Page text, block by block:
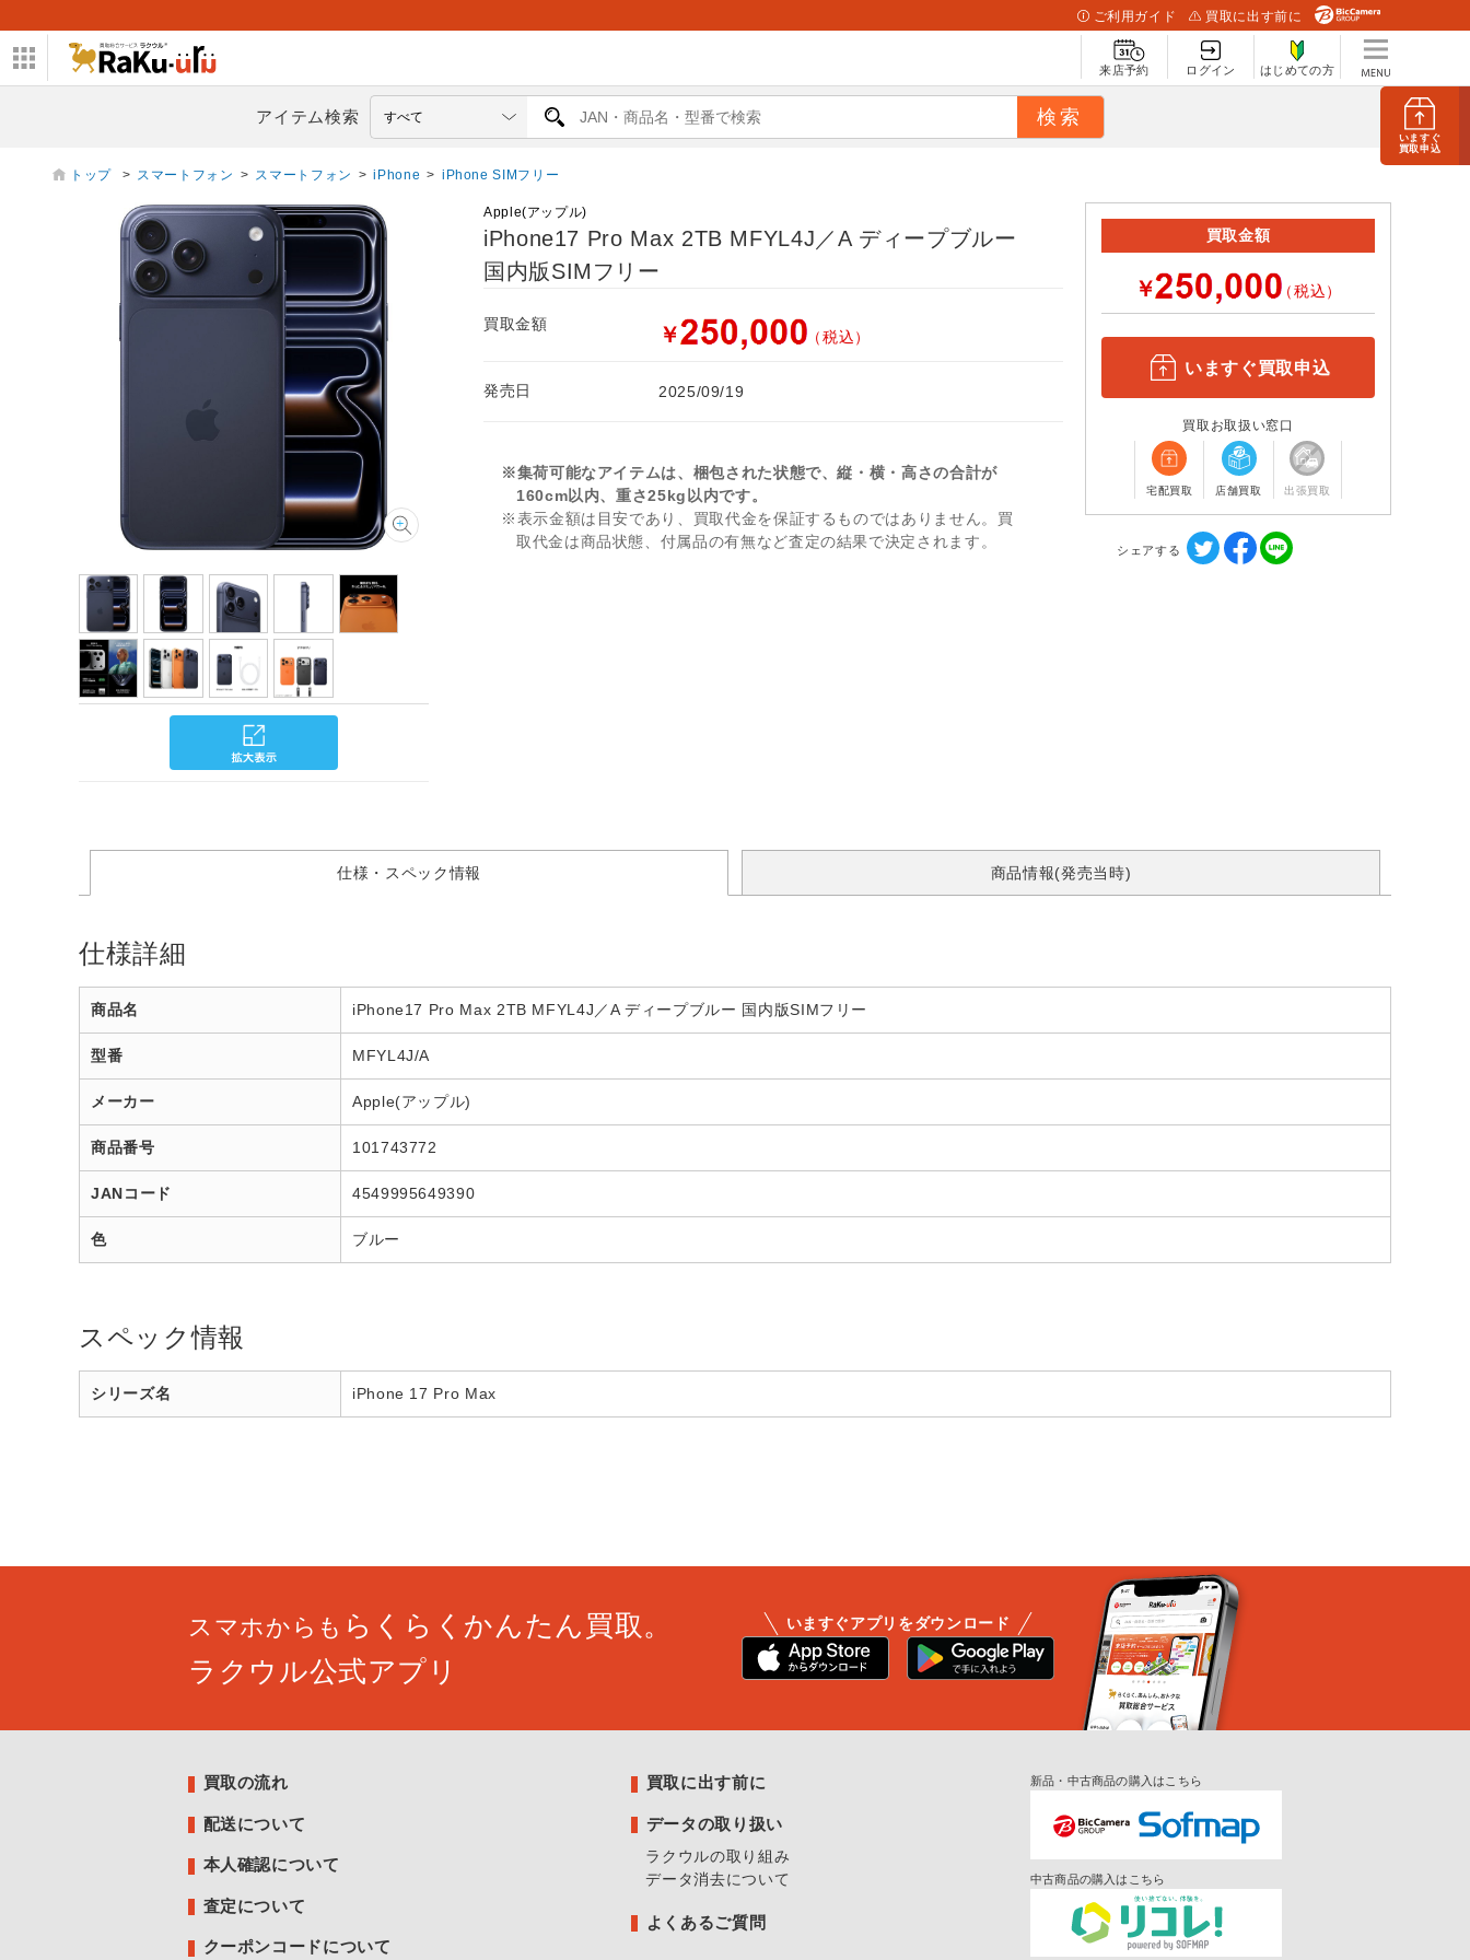
いますぐ
買取申込
ご利用ガイド 買取に出す前に
来店予約 ログイン はじめての方
アイテム検索
トップ > スマートフォン > スマートフォン > iPhone > iPhone SIMフリー
Apple(アップル)
iPhone17 Pro Max 2TB MFYL4J／A ディープブルー
国内版SIMフリー
買取金額 ￥ （税込）
発売日 2025/09/19
※集荷可能なアイテムは、梱包された状態で、縦・横・高さの合計が
160cm以内、重さ25kg以内です。
※表示金額は目安であり、買取代金を保証するものではありません。買
取代金は商品状態、付属品の有無など査定の結果で決定されます。
買取金額
￥ （税込）
いますぐ買取申込
買取お取扱い窓口
宅配買取 店舗買取 出張買取
シェアする
仕様・スペック情報 商品情報(発売当時)
仕様詳細
商品名 iPhone17 Pro Max 2TB MFYL4J／A ディープブルー 国内版SIMフリー
型番 MFYL4J/A
メーカー Apple(アップル)
商品番号 101743772
JANコード 4549995649390
色 ブルー
スペック情報
シリーズ名 iPhone 17 Pro Max
スマホからも らくらくかんたん買取。
ラクウル公式アプリ
いますぐアプリをダウンロード
買取の流れ
配送について
本人確認について
査定について
クーポンコードについて
買取に出す前に
データの取り扱い
ラクウルの取り組み
データ消去について
よくあるご質問
新品・中古商品の購入はこちら
中古商品の購入はこちら